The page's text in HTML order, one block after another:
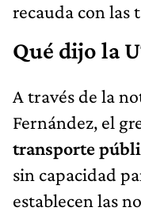
recauda con las
Qué dijo la
A través de la
Fernández, el
transporte
sin capacidad
establecen las